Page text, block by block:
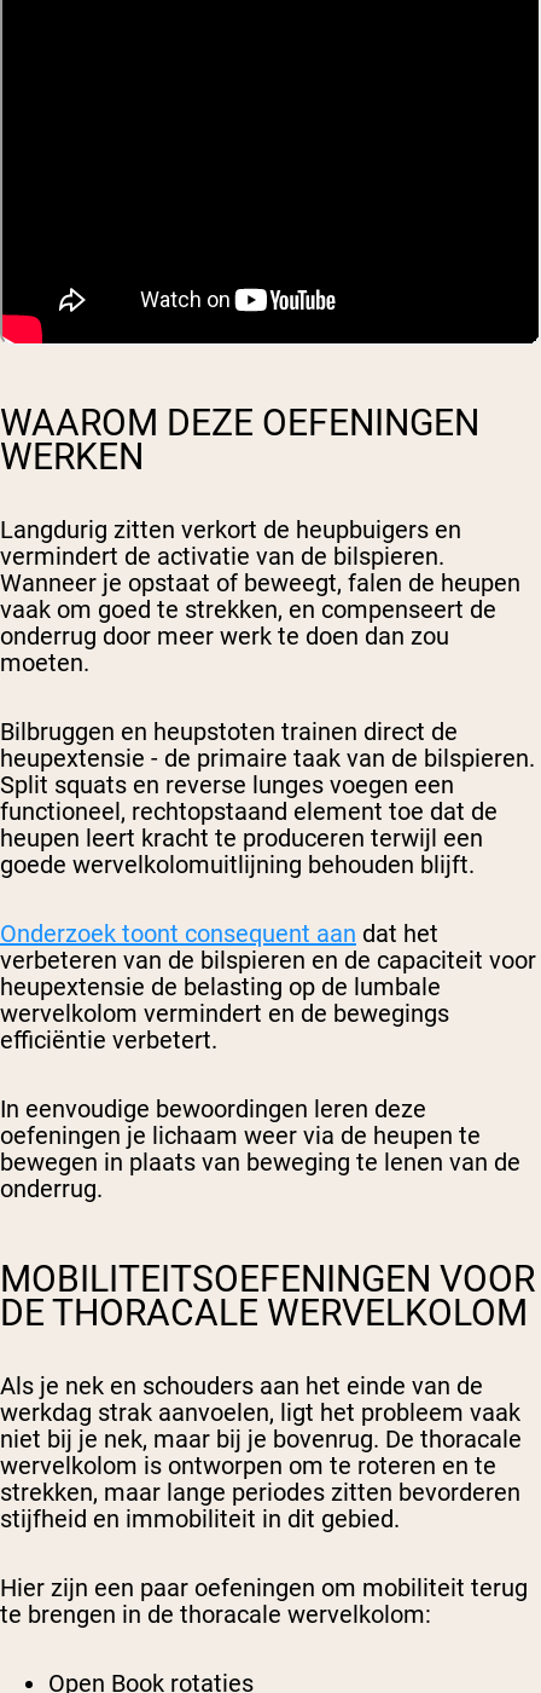
WAAROM DEZE OEFENINGEN
WERKEN
Langdurig zitten verkort de heupbuigers en
vermindert de activatie van de bilspieren.
Wanneer je opstaat of beweegt, falen de heupen
vaak om goed te strekken, en compenseert de
onderrug door meer werk te doen dan zou
moeten.
Bilbruggen en heupstoten trainen direct de
heupextensie - de primaire taak van de bilspieren.
Split squats en reverse lunges voegen een
functioneel, rechtopstaand element toe dat de
heupen leert kracht te produceren terwijl een
goede wervelkolomuitlijning behouden blijft.
Onderzoek toont consequent aan dat het
verbeteren van de bilspieren en de capaciteit voor
heupextensie de belasting op de lumbale
wervelkolom vermindert en de bewegings
efficiëntie verbetert.
In eenvoudige bewoordingen leren deze
oefeningen je lichaam weer via de heupen te
bewegen in plaats van beweging te lenen van de
onderrug.
MOBILITEITSOEFENINGEN VOOR
DE THORACALE WERVELKOLOM
Als je nek en schouders aan het einde van de
werkdag strak aanvoelen, ligt het probleem vaak
niet bij je nek, maar bij je bovenrug. De thoracale
wervelkolom is ontworpen om te roteren en te
strekken, maar lange periodes zitten bevorderen
stijfheid en immobiliteit in dit gebied.
Hier zijn een paar oefeningen om mobiliteit terug
te brengen in de thoracale wervelkolom:
Open Book rotaties